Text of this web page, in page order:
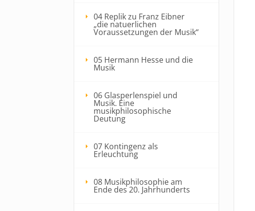
04 Replik zu Franz Eibner
„die natuerlichen
Voraussetzungen der Musik“
05 Hermann Hesse und die
Musik
06 Glasperlenspiel und
Musik. Eine
musikphilosophische
Deutung
07 Kontingenz als
Erleuchtung
08 Musikphilosophie am
Ende des 20. Jahrhunderts